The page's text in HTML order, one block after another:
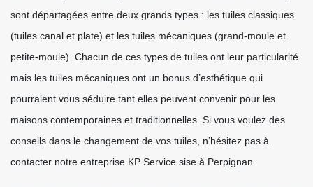
sont départagées entre deux grands types : les tuiles classiques
(tuiles canal et plate) et les tuiles mécaniques (grand-moule et
petite-moule). Chacun de ces types de tuiles ont leur particularité
mais les tuiles mécaniques ont un bonus d’esthétique qui
pourraient vous séduire tant elles peuvent convenir pour les
maisons contemporaines et traditionnelles. Si vous voulez des
conseils dans le changement de vos tuiles, n’hésitez pas à
contacter notre entreprise KP Service sise à Perpignan.